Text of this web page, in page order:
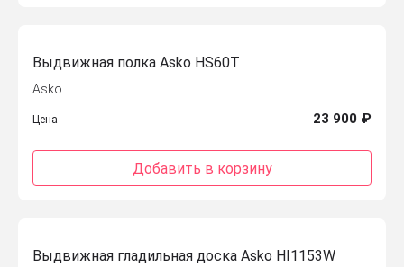
Выдвижная полка Asko HS60T
Asko
Цена 23 900 ₽
Добавить в корзину
Выдвижная гладильная доска Asko HI1153W